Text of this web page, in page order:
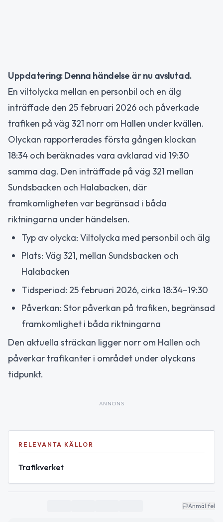
Uppdatering: Denna händelse är nu avslutad.
En viltolycka mellan en personbil och en älg
inträffade den 25 februari 2026 och påverkade
trafiken på väg 321 norr om Hallen under kvällen.
Olyckan rapporterades första gången klockan
18:34 och beräknades vara avklarad vid 19:30
samma dag. Den inträffade på väg 321 mellan
Sundsbacken och Halabacken, där
framkomligheten var begränsad i båda
riktningarna under händelsen.
Typ av olycka: Viltolycka med personbil och älg
Plats: Väg 321, mellan Sundsbacken och
Halabacken
Tidsperiod: 25 februari 2026, cirka 18:34–19:30
Påverkan: Stor påverkan på trafiken, begränsad
framkomlighet i båda riktningarna
Den aktuella sträckan ligger norr om Hallen och
påverkar trafikanter i området under olyckans
tidpunkt.
ANNONS
RELEVANTA KÄLLOR
Trafikverket
Anmäl fel